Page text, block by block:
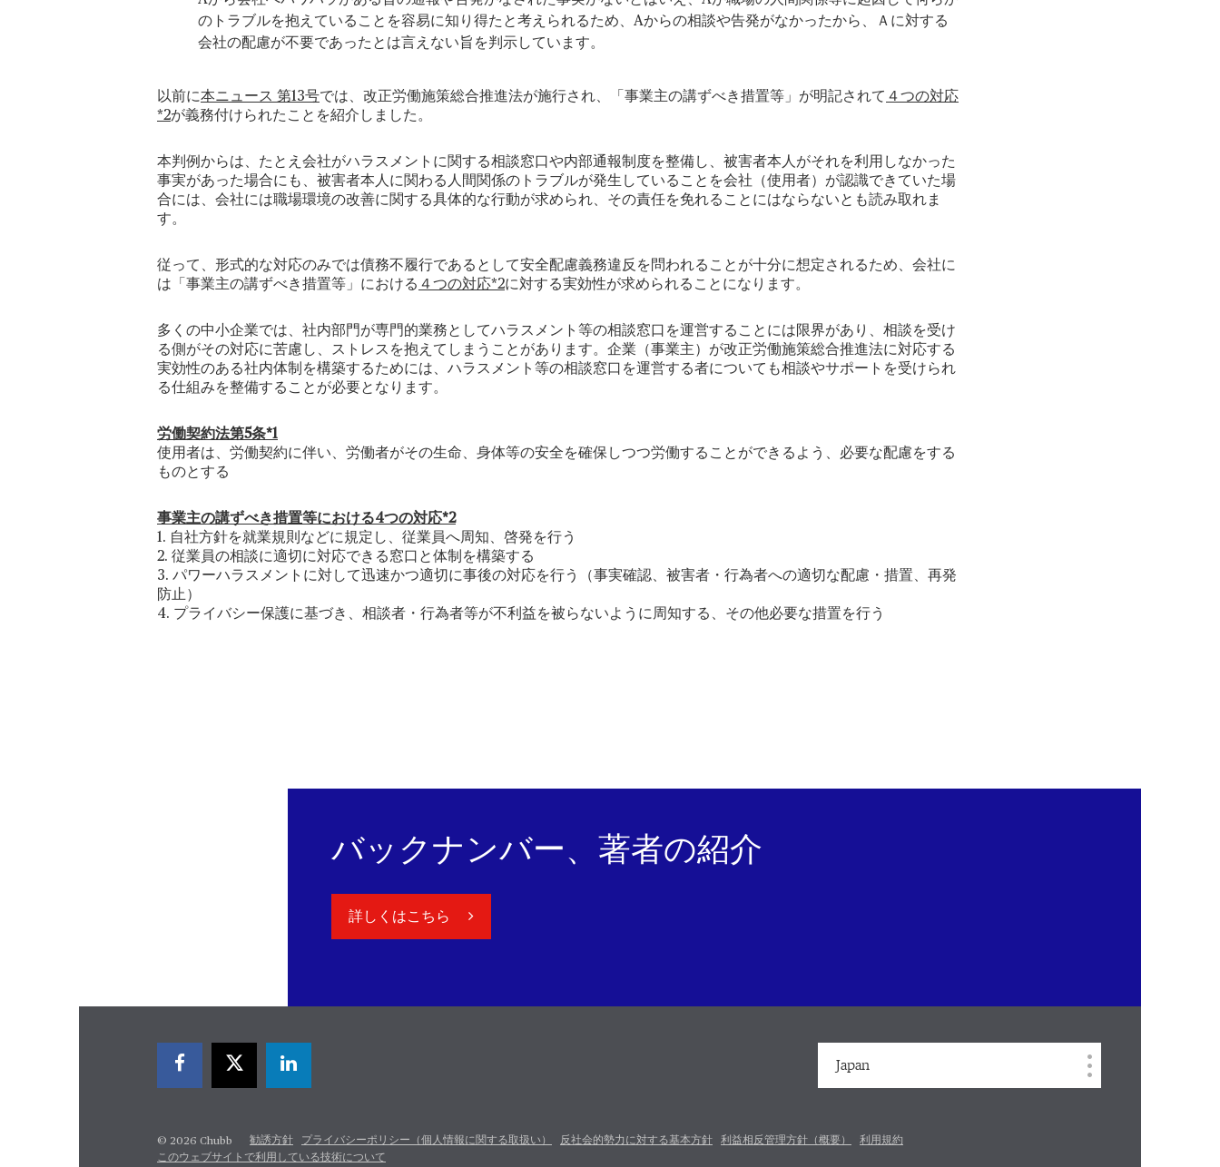
のトラブルを抱えていることを容易に知り得たと考えられるため、Aからの相談や告発がなかったから、Ａに対する
会社の配慮が不要であったとは言えない旨を判示しています。
以前に本ニュース 第13号では、改正労働施策総合推進法が施行され、「事業主の講ずべき措置等」が明記されて ４つの対応
*2が義務付けられたことを紹介しました。
本判例からは、たとえ会社がハラスメントに関する相談窓口や内部通報制度を整備し、被害者本人がそれを利用しなかった
事実があった場合にも、被害者本人に関わる人間関係のトラブルが発生していることを会社（使用者）が認識できていた場
合には、会社には職場環境の改善に関する具体的な行動が求められ、その責任を免れることにはならないとも読み取れま
す。
従って、形式的な対応のみでは債務不履行であるとして安全配慮義務違反を問われることが十分に想定されるため、会社に
は「事業主の講ずべき措置等」における ４つの対応*2に対する実効性が求められることになります。
多くの中小企業では、社内部門が専門的業務としてハラスメント等の相談窓口を運営することには限界があり、相談を受け
る側がその対応に苦慮し、ストレスを抱えてしまうことがあります。企業（事業主）が改正労働施策総合推進法に対応する
実効性のある社内体制を構築するためには、ハラスメント等の相談窓口を運営する者についても相談やサポートを受けられ
る仕組みを整備することが必要となります。
労働契約法第5条*1
使用者は、労働契約に伴い、労働者がその生命、身体等の安全を確保しつつ労働することができるよう、必要な配慮をする
ものとする
事業主の講ずべき措置等における4つの対応*2
1. 自社方針を就業規則などに規定し、従業員へ周知、啓発を行う
2. 従業員の相談に適切に対応できる窓口と体制を構築する
3. パワーハラスメントに対して迅速かつ適切に事後の対応を行う（事実確認、被害者・行為者への適切な配慮・措置、再発
防止）
4. プライバシー保護に基づき、相談者・行為者等が不利益を被らないように周知する、その他必要な措置を行う
バックナンバー、著者の紹介
詳しくはこちら
Japan
© 2026 Chubb 勧誘方針 プライバシーポリシー（個人情報に関する取扱い） 反社会的勢力に対する基本方針 利益相反管理方針（概要）
利用規約
このウェブサイトで利用している技術について